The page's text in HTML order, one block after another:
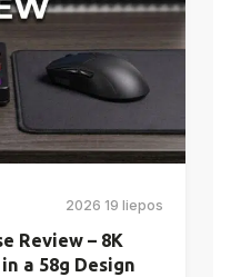
2026 19 liepos
Review – 8K
a 58g Design